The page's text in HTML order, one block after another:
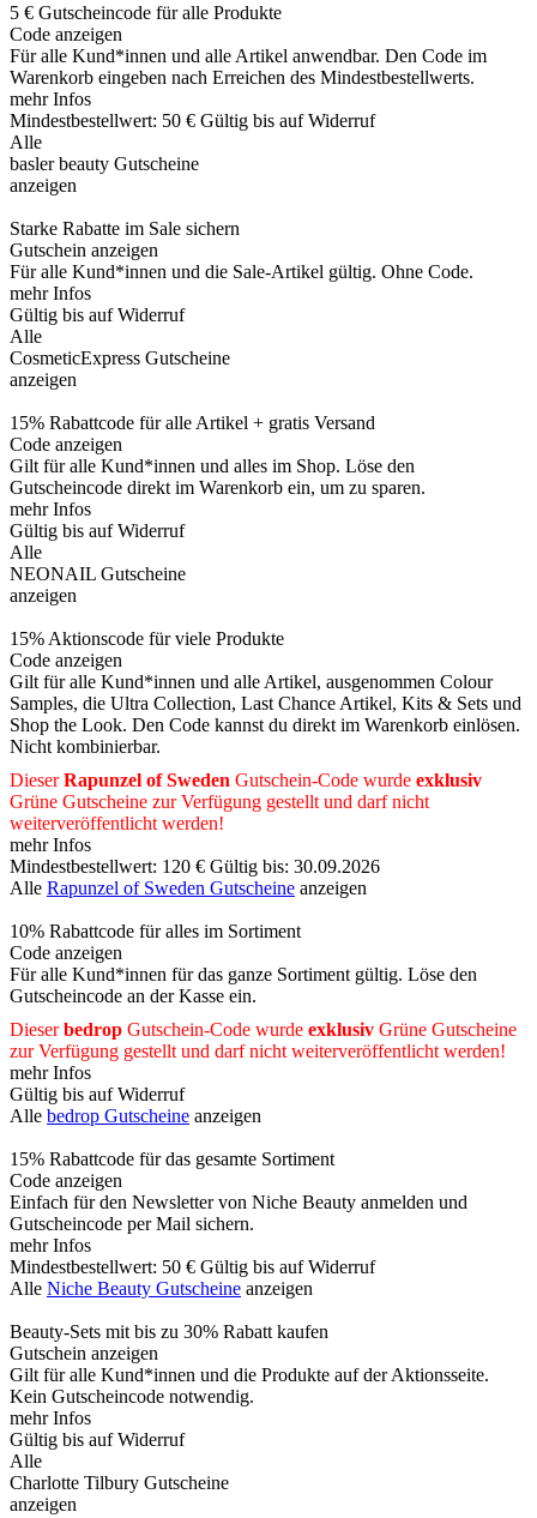
5 € Gutscheincode für alle Produkte
Code anzeigen
Für alle Kund*innen und alle Artikel anwendbar. Den Code im
Warenkorb eingeben nach Erreichen des Mindestbestellwerts.
mehr Infos
Mindestbestellwert: 50 € Gültig bis auf Widerruf
Alle
basler beauty Gutscheine
anzeigen
Starke Rabatte im Sale sichern
Gutschein anzeigen
Für alle Kund*innen und die Sale-Artikel gültig. Ohne Code.
mehr Infos
Gültig bis auf Widerruf
Alle
CosmeticExpress Gutscheine
anzeigen
15% Rabattcode für alle Artikel + gratis Versand
Code anzeigen
Gilt für alle Kund*innen und alles im Shop. Löse den
Gutscheincode direkt im Warenkorb ein, um zu sparen.
mehr Infos
Gültig bis auf Widerruf
Alle
NEONAIL Gutscheine
anzeigen
15% Aktionscode für viele Produkte
Code anzeigen
Gilt für alle Kund*innen und alle Artikel, ausgenommen Colour
Samples, die Ultra Collection, Last Chance Artikel, Kits & Sets und
Shop the Look. Den Code kannst du direkt im Warenkorb einlösen.
Nicht kombinierbar.
DieserRapunzel of Sweden Gutschein-Code wurde exklusiv
Grüne Gutscheine zur Verfügung gestellt und darf nicht
weiterveröffentlicht werden!
mehr Infos
Mindestbestellwert: 120 € Gültig bis: 30.09.2026
Alle Rapunzel of Sweden Gutscheine anzeigen
10% Rabattcode für alles im Sortiment
Code anzeigen
Für alle Kund*innen für das ganze Sortiment gültig. Löse den
Gutscheincode an der Kasse ein.
Dieserbedrop Gutschein-Code wurde exklusiv Grüne Gutscheine
zur Verfügung gestellt und darf nicht weiterveröffentlicht werden!
mehr Infos
Gültig bis auf Widerruf
Alle bedrop Gutscheine anzeigen
15% Rabattcode für das gesamte Sortiment
Code anzeigen
Einfach für den Newsletter von Niche Beauty anmelden und
Gutscheincode per Mail sichern.
mehr Infos
Mindestbestellwert: 50 € Gültig bis auf Widerruf
Alle Niche Beauty Gutscheine anzeigen
Beauty-Sets mit bis zu 30% Rabatt kaufen
Gutschein anzeigen
Gilt für alle Kund*innen und die Produkte auf der Aktionsseite.
Kein Gutscheincode notwendig.
mehr Infos
Gültig bis auf Widerruf
Alle
Charlotte Tilbury Gutscheine
anzeigen